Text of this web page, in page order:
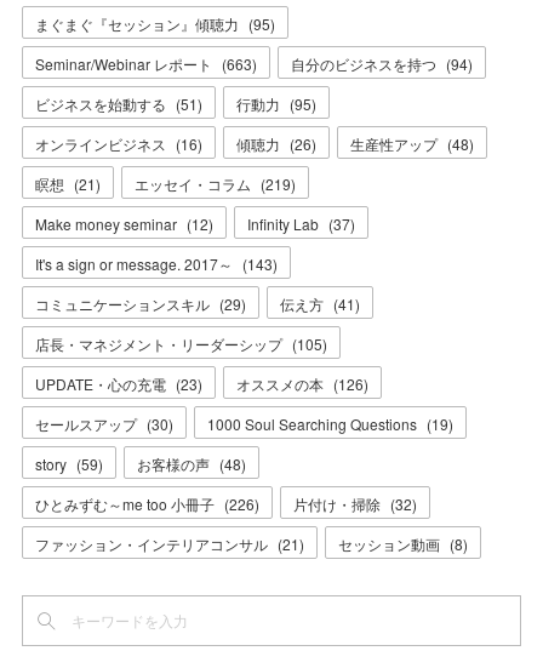
まぐまぐ『セッション』傾聴力 (95)
Seminar/Webinar レポート
(663) 自分のビジネスを持つ (94)
ビジネスを始動する (51) 行動力 (95)
オンラインビジネス
(16) 傾聴力 (26) 生産性アップ (48)
瞑想 (21) エッセイ・コラム (219)
Make money seminar (12) Infinity Lab (37)
It's a sign or message. 2017～
(143)
コミュニケーションスキル (29) 伝え方 (41)
店長・マネジメント・リーダーシップ (105)
UPDATE・心の充電 (23) オススメの本 (126)
セールスアップ (30) 1000 Soul Searching Questions (19)
story (59) お客様の声 (48)
ひとみずむ～me too 小冊子 (226) 片付け・掃除 (32)
ファッション・インテリアコンサル (21) セッション動画 (8)